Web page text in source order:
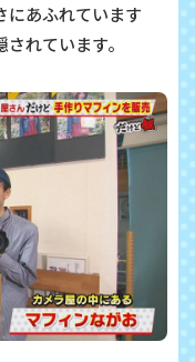
にあふれています
れています。